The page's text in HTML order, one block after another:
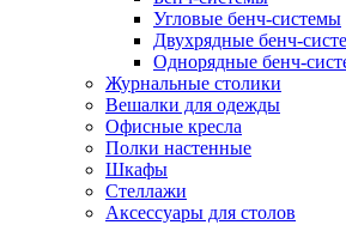
Угловые бенч-системы
Двухрядные бенч-
Однорядные бенч-
Журнальные столики
Вешалки для одежды
Офисные кресла
Полки настенные
Шкафы
Стеллажи
Аксессуары для столов